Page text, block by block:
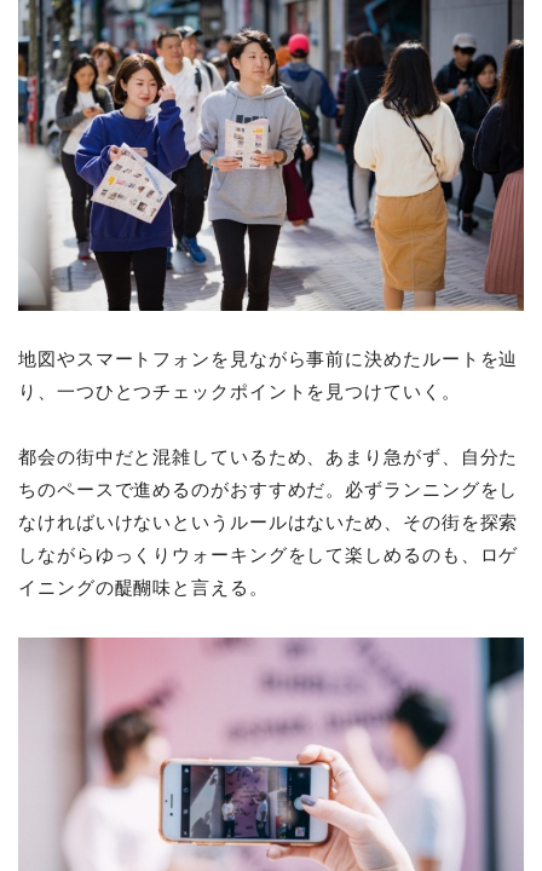
地図やスマートフォンを見ながら事前に決めたルートを辿
り、一つひとつチェックポイントを見つけていく。
都会の街中だと混雑しているため、あまり急がず、自分た
ちのペースで進めるのがおすすめだ。必ずランニングをし
なければいけないというルールはないため、その街を探索
しながらゆっくりウォーキングをして楽しめるのも、ロゲ
イニングの醍醐味と言える。